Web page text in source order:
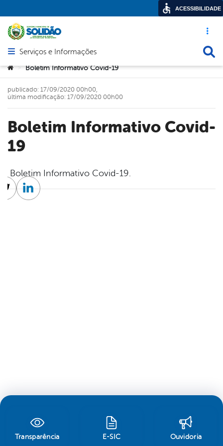
Acesso
Abrir menu principal de navegação
Serviços e Informações
Você está aqui:
> Boletim Informativo Covid-19
Boletim Informativo Covid-
19
publicado: 17/09/2020 00h00,
última modificação: 17/09/2020 00h00
Boletim Informativo Covid-19.
TwitterLinkedin
Transparência E-SIC Ouvidoria
ACESSIBILIDADE